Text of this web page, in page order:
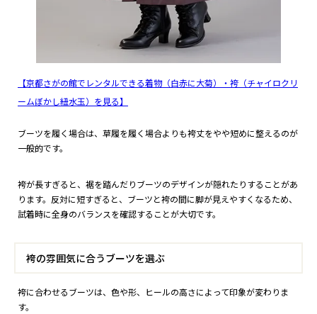
【京都さがの館でレンタルできる着物（白赤に大菊）・袴（チャイロクリ
ームぼかし紐水玉）を見る】
ブーツを履く場合は、草履を履く場合よりも袴丈をやや短めに整えるのが
一般的です。
袴が長すぎると、裾を踏んだりブーツのデザインが隠れたりすることがあ
ります。反対に短すぎると、ブーツと袴の間に脚が見えやすくなるため、
試着時に全身のバランスを確認することが大切です。
袴の雰囲気に合うブーツを選ぶ
袴に合わせるブーツは、色や形、ヒールの高さによって印象が変わりま
す。